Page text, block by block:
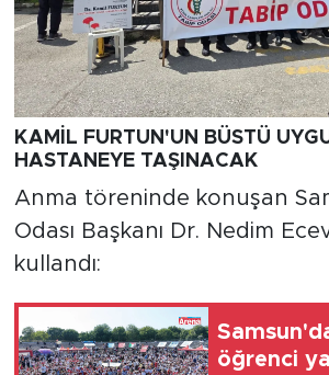
KAMİL FURTUN'UN BÜSTÜ
HASTANEYE TAŞINACAK
Anma töreninde konuşan
Odası Başkanı Dr. Nedim
kullandı:
öğrenci